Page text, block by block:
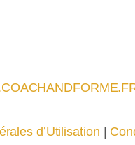
d’Utilisation